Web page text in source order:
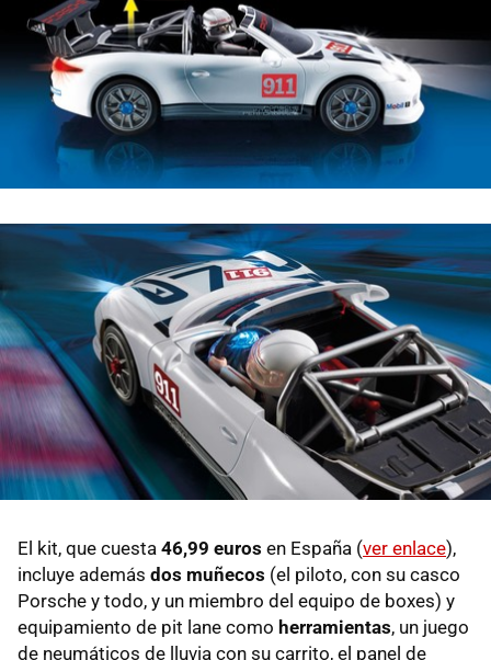
El kit, que cuesta 46,99 euros en España (ver enlace),
incluye además dos muñecos (el piloto, con su casco
Porsche y todo, y un miembro del equipo de boxes) y
equipamiento de pit lane como herramientas, un juego
de neumáticos de lluvia con su carrito, el panel de